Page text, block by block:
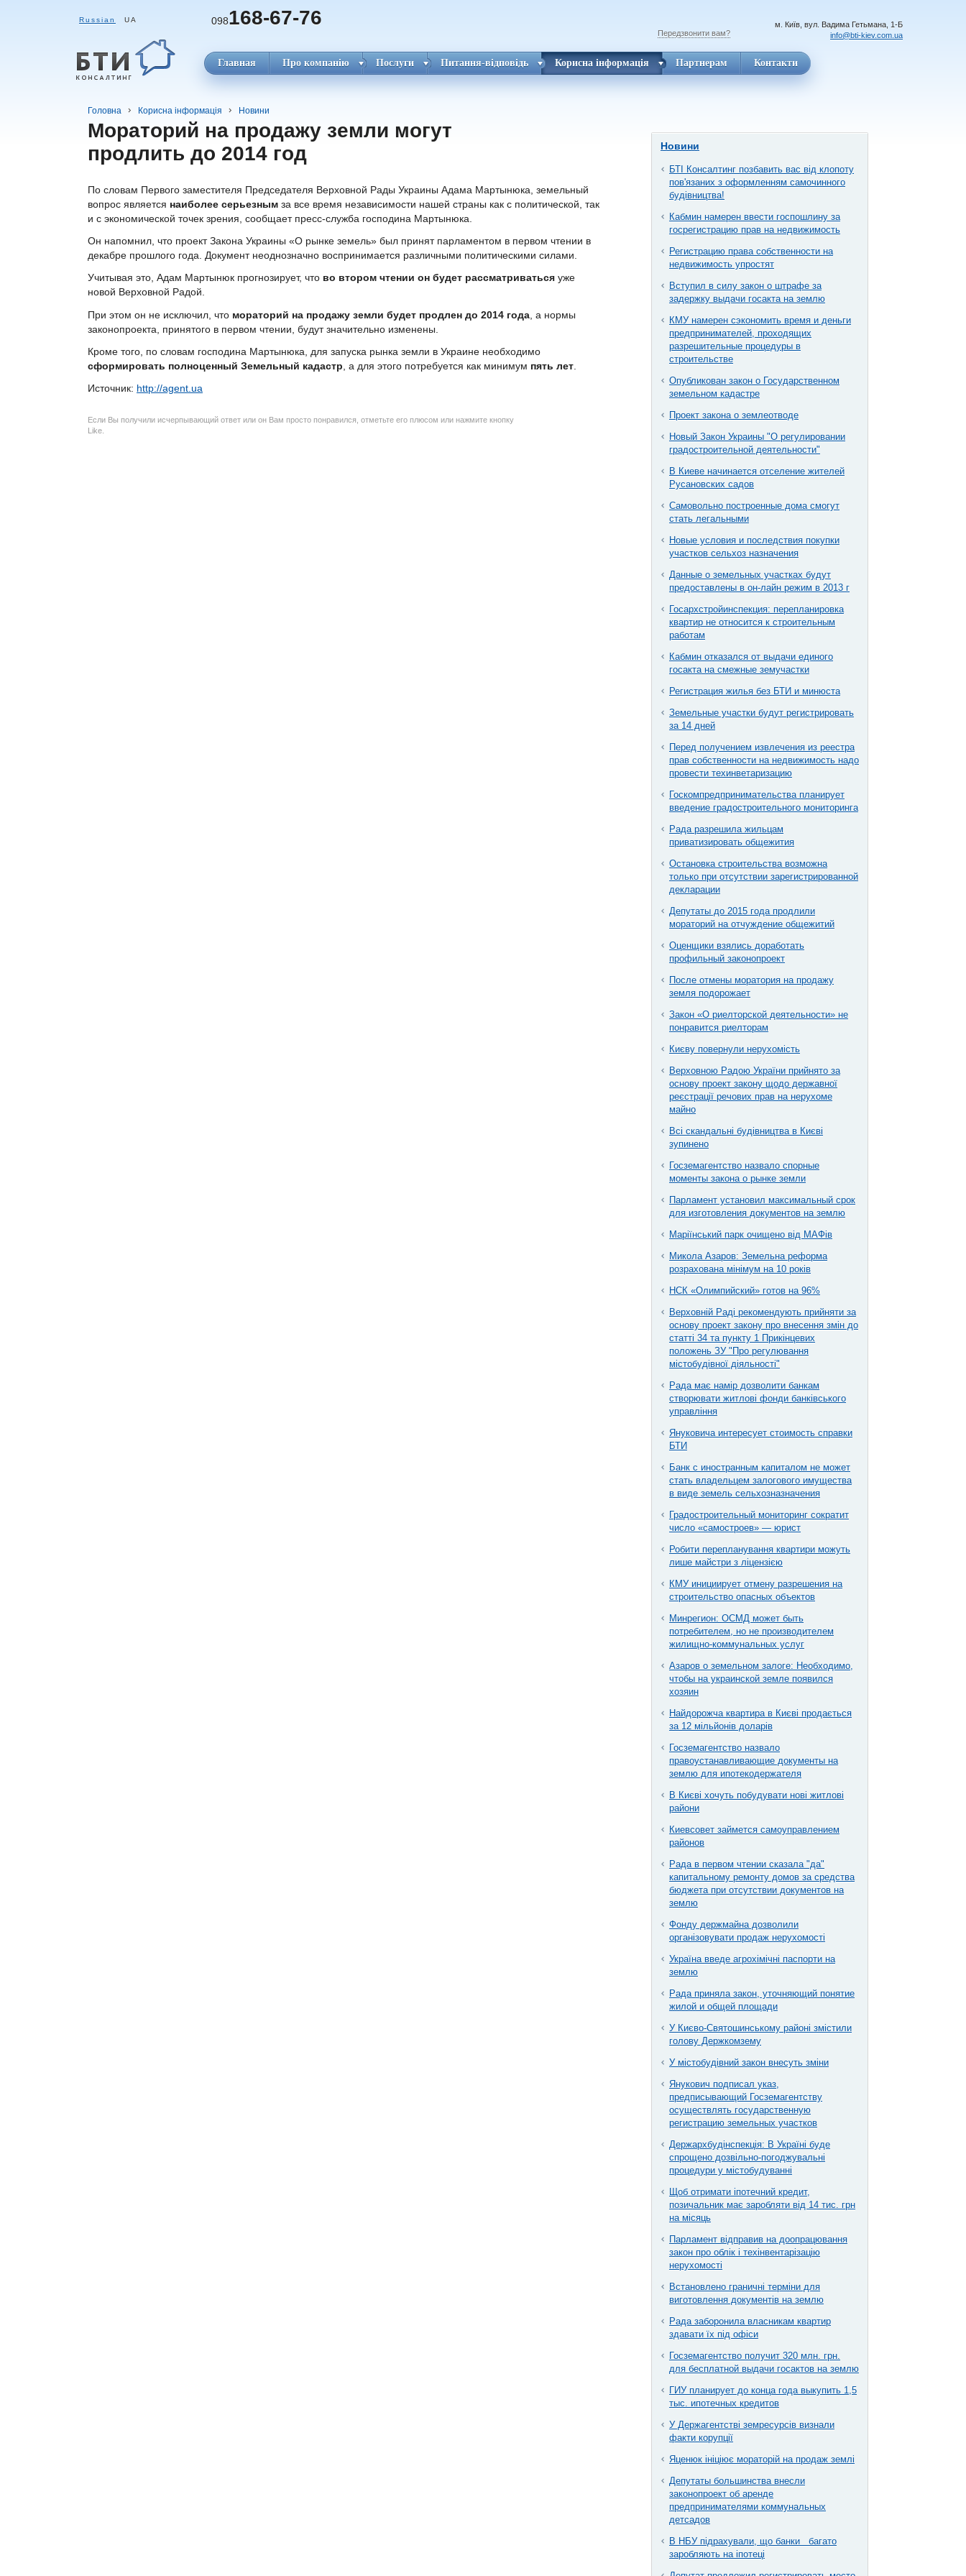
Russian UA 098168-67-76
Передзвонити вам?
м. Київ, вул. Вадима Гетьмана, 1-Б
info@bti-kiev.com.ua
Главная Про компанію Послуги Питання-відповідь Корисна інформація Партнерам Контакти
Головна Корисна інформація Новини
Мораторий на продажу земли могут
продлить до 2014 год
По словам Первого заместителя Председателя Верховной Рады Украины Адама Мартынюка, земельный
вопрос является наиболее серьезным за все время независимости нашей страны как с политической, так
и с экономической точек зрения, сообщает пресс-служба господина Мартынюка.
Он напомнил, что проект Закона Украины «О рынке земель» был принят парламентом в первом чтении в
декабре прошлого года. Документ неоднозначно воспринимается различными политическими силами.
Учитывая это, Адам Мартынюк прогнозирует, что во втором чтении он будет рассматриваться уже
новой Верховной Радой.
При этом он не исключил, что мораторий на продажу земли будет продлен до 2014 года , а нормы
законопроекта, принятого в первом чтении, будут значительно изменены.
Кроме того, по словам господина Мартынюка, для запуска рынка земли в Украине необходимо
сформировать полноценный Земельный кадастр , а для этого потребуется как минимум пять лет
Источник: http://agent.ua
Если Вы получили исчерпывающий ответ или он Вам просто понравился, отметьте его плюсом или нажмите кнопку
Like.
Новини
БТІ Консалтинг позбавить вас від клопоту
пов'язаних з оформленням самочинного
будівництва!
Кабмин намерен ввести госпошлину за
госрегистрацию прав на недвижимость
Регистрацию права собственности на
недвижимость упростят
Вступил в силу закон о штрафе за
задержку выдачи госакта на землю
КМУ намерен сэкономить время и деньги
предпринимателей, проходящих
разрешительные процедуры в
строительстве
Опубликован закон о Государственном
земельном кадастре
Проект закона о землеотводе
Новый Закон Украины "О регулировании
градостроительной деятельности"
В Киеве начинается отселение жителей
Русановских садов
Самовольно построенные дома смогут
стать легальными
Новые условия и последствия покупки
участков сельхоз назначения
Данные о земельных участках будут
предоставлены в он-лайн режим в 2013 г
Госархстройинспекция: перепланировка
квартир не относится к строительным
работам
Кабмин отказался от выдачи единого
госакта на смежные земучастки
Регистрация жилья без БТИ и минюста
Земельные участки будут регистрировать
за 14 дней
Перед получением извлечения из реестра
прав собственности на недвижимость надо
провести техинветаризацию
Госкомпредпринимательства планирует
введение градостроительного мониторинга
Рада разрешила жильцам
приватизировать общежития
Остановка строительства возможна
только при отсутствии зарегистрированной
декларации
Депутаты до 2015 года продлили
мораторий на отчуждение общежитий
Оценщики взялись доработать
профильный законопроект
После отмены моратория на продажу
земля подорожает
Закон «О риелторской деятельности» не
понравится риелторам
Києву повернули нерухомість
Верховною Радою України прийнято за
основу проект закону щодо державної
реєстрації речових прав на нерухоме
майно
Всі скандальні будівництва в Києві
зупинено
Госземагентство назвало спорные
моменты закона о рынке земли
Парламент установил максимальный срок
для изготовления документов на землю
Маріїнський парк очищено від МАФів
Микола Азаров: Земельна реформа
розрахована мінімум на 10 років
НСК «Олимпийский» готов на 96%
Верховній Раді рекомендують прийняти за
основу проект закону про внесення змін до
статті 34 та пункту 1 Прикінцевих
положень ЗУ "Про регулювання
містобудівної діяльності"
Рада має намір дозволити банкам
створювати житлові фонди банківського
управління
Януковича интересует стоимость справки
БТИ
Банк с иностранным капиталом не может
стать владельцем залогового имущества
в виде земель сельхозназначения
Градостроительный мониторинг сократит
число «самостроев» — юрист
Робити перепланування квартири можуть
лише майстри з ліцензією
КМУ инициирует отмену разрешения на
строительство опасных объектов
Минрегион: ОСМД может быть
потребителем, но не производителем
жилищно-коммунальных услуг
Азаров о земельном залоге: Необходимо,
чтобы на украинской земле появился
хозяин
Найдорожча квартира в Києві продається
за 12 мільйонів доларів
Госземагентство назвало
правоустанавливающие документы на
землю для ипотекодержателя
В Києві хочуть побудувати нові житлові
райони
Киевсовет займется самоуправлением
районов
Рада в первом чтении сказала "да"
капитальному ремонту домов за средства
бюджета при отсутствии документов на
землю
Фонду держмайна дозволили
організовувати продаж нерухомості
Україна введе агрохімічні паспорти на
землю
Рада приняла закон, уточняющий понятие
жилой и общей площади
У Києво-Святошинському районі змістили
голову Держкомзему
У містобудівний закон внесуть зміни
Янукович подписал указ,
предписывающий Госземагентству
осуществлять государственную
регистрацию земельных участков
Держархбудінспекція: В Україні буде
спрощено дозвільно-погоджувальні
процедури у містобудуванні
Щоб отримати іпотечний кредит,
позичальник має заробляти від 14 тис. грн
на місяць
Парламент відправив на доопрацювання
закон про облік і техінвентарізацію
нерухомості
Встановлено граничні терміни для
виготовлення документів на землю
Рада заборонила власникам квартир
здавати їх під офіси
Госземагентство получит 320 млн. грн.
для бесплатной выдачи госактов на землю
ГИУ планирует до конца года выкупить 1,5
тыс. ипотечных кредитов
У Держагентстві земресурсів визнали
факти корупції
Яценюк ініціює мораторій на продаж землі
Депутаты большинства внесли
законопроект об аренде
предпринимателями коммунальных
детсадов
В НБУ підрахували, що банки багато
заробляють на іпотеці